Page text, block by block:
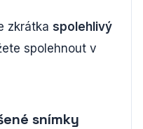
zkrátka spolehlivý
spolehnout v
snímky